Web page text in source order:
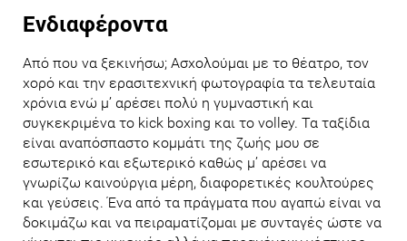
Ενδιαφέροντα
Από που να ξεκινήσω; Ασχολούμαι με το θέατρο, τον
χορό και την ερασιτεχνική φωτογραφία τα τελευταία
χρόνια ενώ μ’ αρέσει πολύ η γυμναστική και
συγκεκριμένα το kick boxing και το volley. Τα ταξίδια
είναι αναπόσπαστο κομμάτι της ζωής μου σε
εσωτερικό και εξωτερικό καθώς μ’ αρέσει να
γνωρίζω καινούργια μέρη, διαφορετικές κουλτούρες
και γεύσεις. Ένα από τα πράγματα που αγαπώ είναι να
δοκιμάζω και να πειραματίζομαι με συνταγές ώστε να